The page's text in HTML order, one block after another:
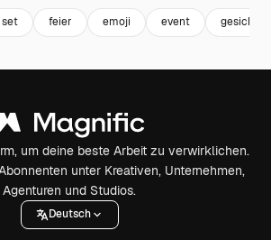
set feier emoji event gesicht
um deine beste Arbeit zu verwirklichen.
unter Kreativen, Unternehmen,
Agenturen und Studios.
Deutsch